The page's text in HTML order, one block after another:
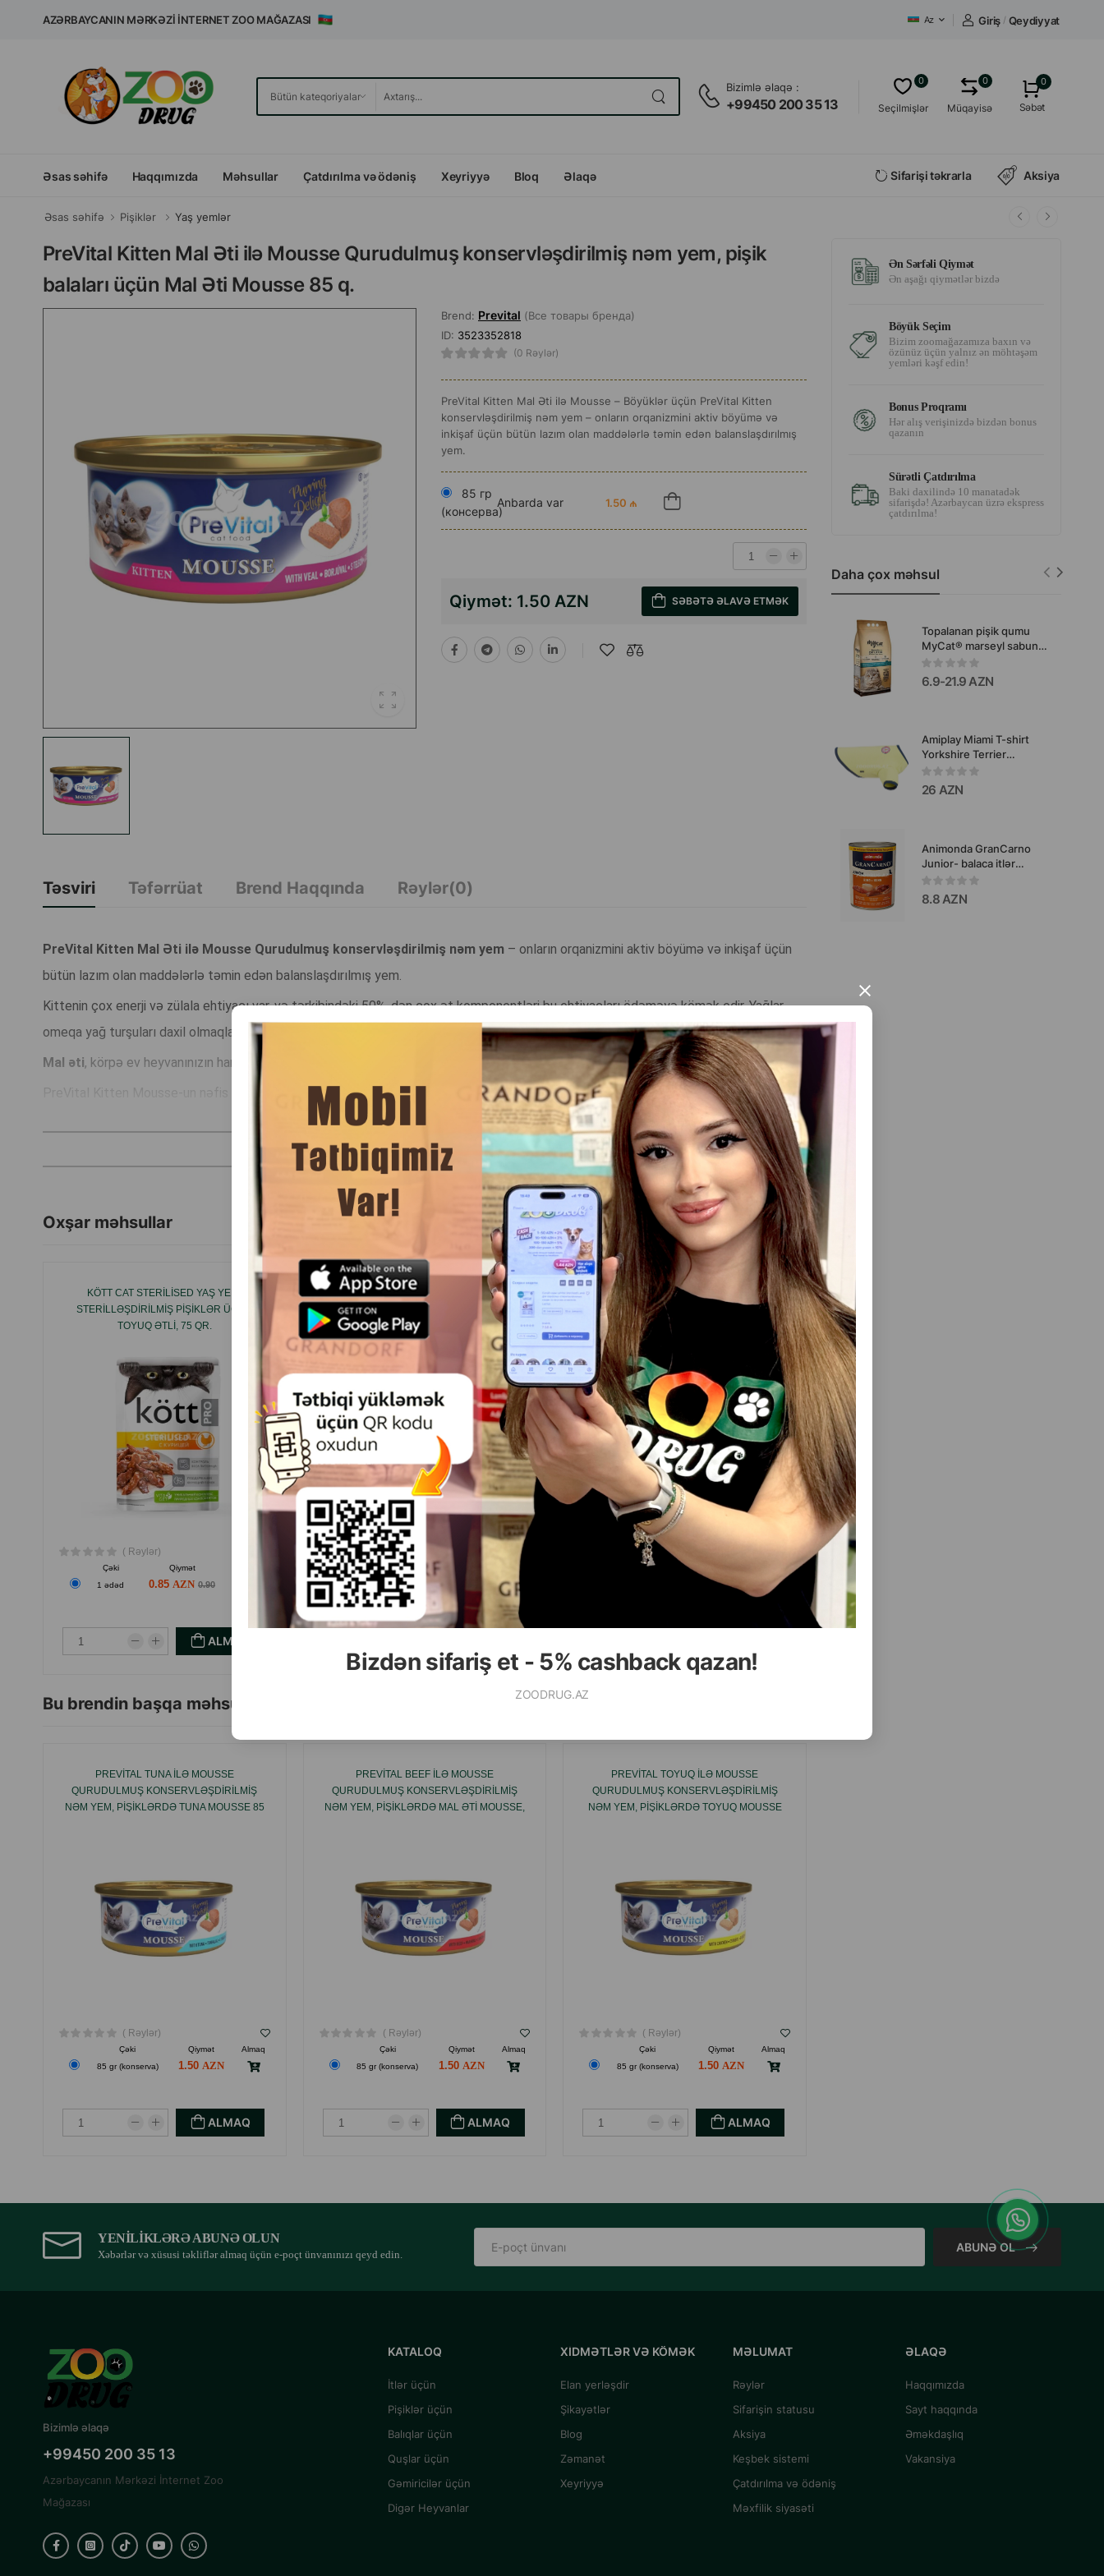
Bizdən sifariş et - 5% cashback qazan!
ZOODRUG.AZ
×
AZƏRBAYCANIN MƏRKƏZI İNTERNET ZOO MAĞAZASI Az Giriş / Qeydiyyat
Bizimlə əlaqə :
+99450 200 35 13 Seçilmişlər
0
Müqayisə
0 0
Səbət
Əsas səhifə Haqqımızda Məhsullar Çatdırılma və ödəniş Xeyriyyə Bloq Əlaqə Sifarişi təkrarla Aksiya
Əsas səhifə Pişiklər Yaş yemlər
PreVital Kitten Mal Əti ilə Mousse Qurudulmuş konservləşdirilmiş nəm yem, pişik
balaları üçün Mal Əti Mousse 85 q.
Brend: Prevital (Все товары бренда)
ID: 3523352818
(0 Rəylər)
PreVital Kitten Mal Əti ilə Mousse – Böyüklər üçün PreVital Kitten
konservləşdirilmiş nəm yem – onların orqanizmini aktiv böyümə və
inkişaf üçün bütün lazım olan maddələrlə təmin edən balanslaşdırılmış
yem.
85 гр
(консерва)
Anbarda var 1.50 ₼
Qiymət: 1.50 AZN SƏBƏTƏ ƏLAVƏ ETMƏK
Təsviri Təfərrüat Brend Haqqında Rəylər(0)
PreVital Kitten Mal Əti ilə Mousse Qurudulmuş konservləşdirilmiş nəm yem – onların orqanizmini aktiv böyümə və inkişaf üçün
bütün lazım olan maddələrlə təmin edən balanslaşdırılmış yem.
Kittenin çox enerji və zülala ehtiyacı var, və tərkibindəki 50%-dən çox ət komponentləri bu ehtiyacları ödəməyə kömək edir. Yağlar,
omeqa yağ turşuları daxil olmaqla, beyin inkişafını, dəri sağlamlığını və xəz parıltısını dəstəkləyir.
Mal əti, körpə ev heyvanınızın harmonik böyüməsi və tam inkişafı üçün vacib olan zülal və yağların qiymətli mənbəyidir.
PreVital Kitten Mousse-un nəfis teksturası yemi xüsusilə iştahaaçan və asanlıqla mənimsənilən edir.
DAHA ÇOX OXU
Oxşar məhsullar Hamısını Gör
KÖTT CAT STERILISED YAŞ YEM,
STERILLƏŞDIRILMIŞ PIŞIKLƏR ÜÇÜN
TOYUQ ƏTLI, 75 QR.
( Rəylər)
Çəki Qiymət
1 ədəd
0.85 0.90
ALMAQ
NƏM YEM PURINA PROPLAN ADULT CAT
STERILISED GRAVY RABBIT, BÖYÜK
STERIL EDILMIŞ PIŞIKLƏR VƏ KASTRASIYA
OLUNMUŞ ERKƏKLƏR ÜÇÜN, DOVŞAN
SOUSUNDA 85 QR #3662.
( Rəylər)
Çəki Qiymət
Almaq
1 ədəd
2.80
NƏM YEM PURINA PROPLAN ADULT CAT
DELICATE LAMB GRAVY HƏSSAS HƏZM
SISTEMI OLAN YETKIN PIŞIKLƏR ÜÇÜN
QUZU DADLI, SOUS IÇINDƏ 85 QR.
( Rəylər)
Qiymət
Bu brendin başqa məhsulları
PREVITAL TUNA ILƏ MOUSSE
QURUDULMUŞ KONSERVLƏŞDIRILMIŞ
NƏM YEM, PIŞIKLƏRDƏ TUNA MOUSSE 85
( Rəylər)
Çəki Qiymət
Almaq
85 gr (konserva)
1.50
ALMAQ
PREVITAL BEEF ILƏ MOUSSE
QURUDULMUŞ KONSERVLƏŞDIRILMIŞ
NƏM YEM, PIŞIKLƏRDƏ MAL ƏTI MOUSSE,
( Rəylər)
Çəki Qiymət
Almaq
85 gr (konserva)
1.50
ALMAQ
PREVITAL TOYUQ ILƏ MOUSSE
QURUDULMUŞ KONSERVLƏŞDIRILMIŞ
NƏM YEM, PIŞIKLƏRDƏ TOYUQ MOUSSE
( Rəylər)
Çəki Qiymət
Almaq
85 gr (konserva)
1.50
ALMAQ
Ən Sərfəli Qiymət
Ən aşağı qiymətlər bizdə
Böyük Seçim
Bizim zoomağazamıza baxın və
özünüz üçün yalnız ən möhtəşəm
yemləri kəşf edin!
Bonus Proqramı
Hər alış verişinizdə bizdən bonus
qazanın
Sürətli Çatdırılma
Baki daxilində 10 manatadək
sifarişdə! Azərbaycan üzrə ekspress
çatdırılma!
Daha çox məhsul
Topalanan pişik qumu
MyCat® marseyl sabunu
ətiri ilə
6.9-21.9 AZN
Amiplay Miami T-shirt
Yorkshire Terrier
futbolkası. Rəng: Yaşıl.
Ölçülər: Size 30 sm. g 30
sm. b 32 sm. d 46 sm.
26 AZN
Animonda GranCarno
Junior- balaca itlər
(küçüklər) üçün mal əti və
toyuq tərkibli yaş yemdir.
8.8 AZN
YENILIKLƏRƏ ABUNƏ OLUN
Xəbərlər və xüsusi təkliflər almaq üçün e-poçt ünvanınızı qeyd edin.
ABUNƏ OL
Bizimlə əlaqə
+99450 200 35 13
Azərbaycanın Mərkəzi İnternet Zoo
Mağazası
KATALOQ
İtlər üçün
Pişiklər üçün
Balıqlar üçün
Quşlar üçün
Gəmiricilər üçün
Digər Heyvanlar
XIDMƏTLƏR VƏ KÖMƏK
Elan yerləşdir
Şikayətlər
Blog
Zəmanət
Xeyriyyə
MƏLUMAT
Rəylər
Sifarişin statusu
Aksiya
Keşbek sistemi
Çatdırılma və ödəniş
Məxfilik siyasəti
ƏLAQƏ
Haqqımızda
Sayt haqqında
Əməkdaşlıq
Vakansiya